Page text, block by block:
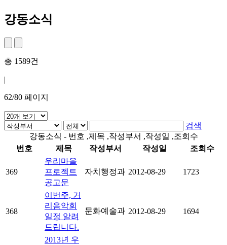
강동소식
총 1589건
|
62/80 페이지
검색
강동소식 - 번호 ,제목 ,작성부서 ,작성일 ,조회수
번호
제목 작성부서 작성일 조회수
369
우리마을
프로젝트
공고문
자치행정과 2012-08-29 1723
368
이번주, 거
리음악회
일정 알려
드립니다.
문화예술과 2012-08-29 1694
2013년 우